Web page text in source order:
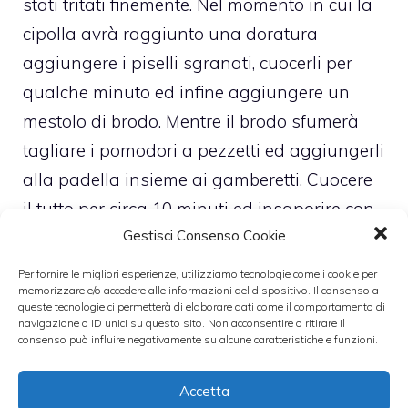
Gestisci Consenso Cookie
Per fornire le migliori esperienze, utilizziamo tecnologie come i cookie per
memorizzare e/o accedere alle informazioni del dispositivo. Il consenso a
queste tecnologie ci permetterà di elaborare dati come il comportamento di
navigazione o ID unici su questo sito. Non acconsentire o ritirare il
consenso può influire negativamente su alcune caratteristiche e funzioni.
Accetta
stati tritati finemente. Nel momento in cui la
cipolla avrà raggiunto una doratura
aggiungere i piselli sgranati, cuocerli per
qualche minuto ed infine aggiungere un
mestolo di brodo. Mentre il brodo sfumerà
tagliare i pomodori a pezzetti ed aggiungerli
alla padella insieme ai gamberetti. Cuocere
il tutto per circa 10 minuti ed insaporire con
un pizzico di sale, di pepe e le erbe tritate.
Cuocere la pasta in una pentola con acqua
e sale ed una volta scolati versarli in una
padella, far saltare il tutto e servirli.
semifreddo. Nel secondo caso raffreddare la